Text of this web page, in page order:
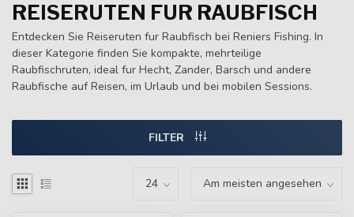
REISERUTEN FUR RAUBFISCH
Entdecken Sie Reiseruten fur Raubfisch bei Reniers Fishing. In
dieser Kategorie finden Sie kompakte, mehrteilige
Raubfischruten, ideal fur Hecht, Zander, Barsch und andere
Raubfische auf Reisen, im Urlaub und bei mobilen Sessions.
FILTER